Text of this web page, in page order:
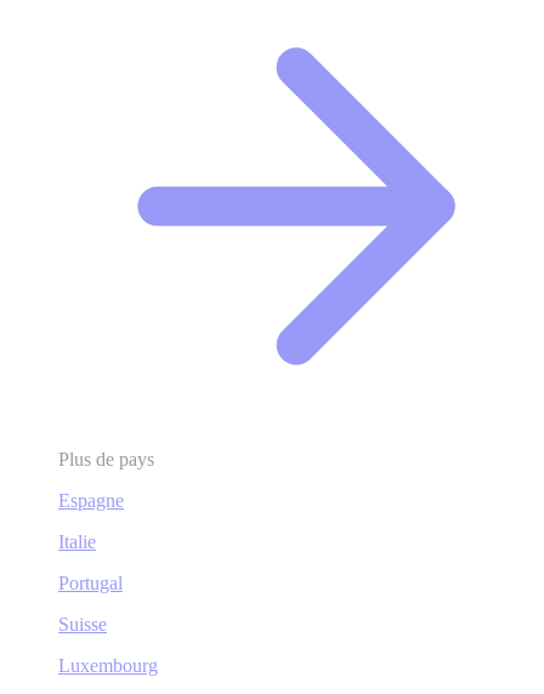
Plus de pays
Espagne
Italie
Portugal
Suisse
Luxembourg